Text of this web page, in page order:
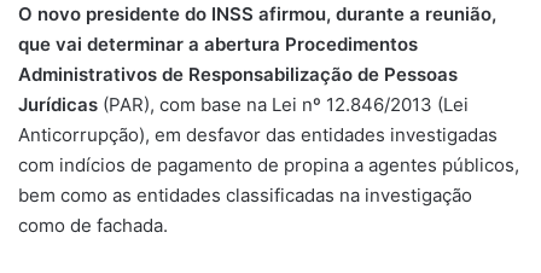
O novo presidente do INSS afirmou, durante a reunião,
que vai determinar a abertura Procedimentos
Administrativos de Responsabilização de Pessoas
Jurídicas (PAR), com base na Lei nº 12.846/2013 (Lei
Anticorrupção), em desfavor das entidades investigadas
com indícios de pagamento de propina a agentes públicos,
bem como as entidades classificadas na investigação
como de fachada.